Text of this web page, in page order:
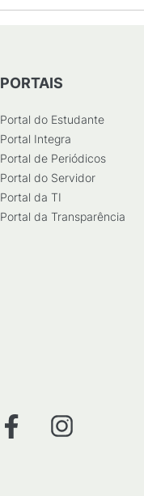
PORTAIS
Portal do Estudante
Portal Integra
Portal de Periódicos
Portal do Servidor
Portal da TI
Portal da Transparência